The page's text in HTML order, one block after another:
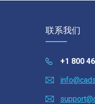
选择 SDK
EULA
联系我们
+1 800